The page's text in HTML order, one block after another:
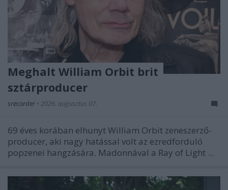
Meghalt William Orbit brit
sztárproducer
srecorder • 2026. augusztus 07.
69 éves korában elhunyt William Orbit zeneszerző-
producer, aki nagy hatással volt az ezredforduló
popzenei hangzására. Madonnával a Ray of Light ...